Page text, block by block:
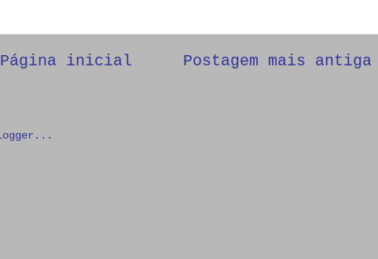
Postagem mais antiga
Página inicial